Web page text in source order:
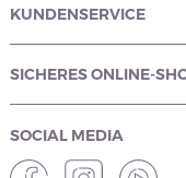
KUNDENSERVICE
SICHERES ONLINE-
SOCIAL MEDIA